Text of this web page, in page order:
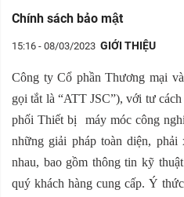
Chính sách bảo mật
15:16 - 08/03/2023 GIỚI THIỆU
Công ty Cổ phần Thương mại
gọi tắt là “ATT JSC”), với tư
phối Thiết bị máy móc công
những giải pháp toàn diện,
nhau, bao gồm thông tin kỹ
quý khách hàng cung cấp. Ý